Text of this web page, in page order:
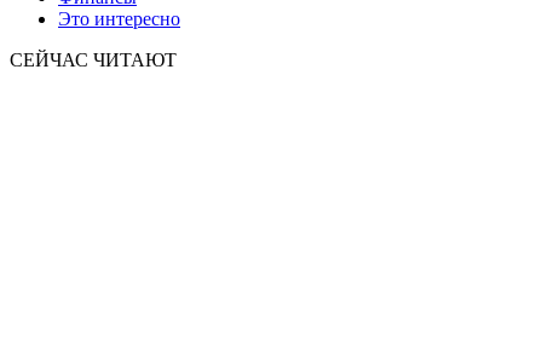
Это интересно
СЕЙЧАС ЧИТАЮТ